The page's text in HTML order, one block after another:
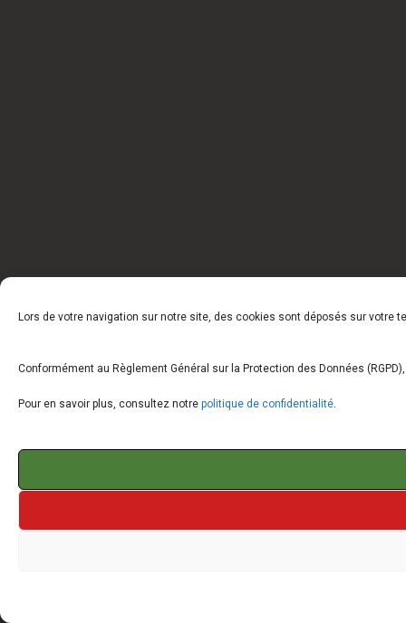
Lors de votre navigation sur notre site, des cookies sont déposés sur votre
Conformément au Règlement Général sur la Protection des Données
Pour en savoir plus, consultez notre politique de confidentialité.